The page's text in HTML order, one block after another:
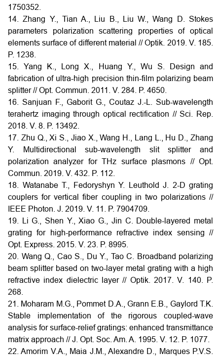
1750352.
14. Zhang Y., Tian A., Liu B., Liu W., Wang D. Stokes
parameters polarization scattering properties of optical
elements surface of different material // Optik. 2019. V. 185.
P. 1238.
15. Yang K., Long X., Huang Y., Wu S. Design and
fabrication of ultra-high precision thin-film polarizing beam
splitter // Opt. Commun. 2011. V. 284. P. 4650.
16. Sanjuan F., Gaborit G., Coutaz J.-L. Sub-wavelength
terahertz imaging through optical rectification // Sci. Rep.
2018. V. 8. P. 13492.
17. Zhu Q., Xi S., Jiao X., Wang H., Lang L., Hu D., Zhang
Y. Multidirectional sub-wavelength slit splitter and
polarization analyzer for THz surface plasmons // Opt.
Commun. 2019. V. 432. P. 112.
18. Watanabe T., Fedoryshyn Y. Leuthold J. 2-D grating
couplers for vertical fiber coupling in two polarizations //
IEEE Photon. J. 2019. V. 11. P. 7904709.
19. Li G., Shen Y., Xiao G., Jin C. Double-layered metal
grating for high-performance refractive index sensing //
Opt. Express. 2015. V. 23. P. 8995.
20. Wang Q., Cao S., Du Y., Tao C. Broadband polarizing
beam splitter based on two-layer metal grating with a high
refractive index dielectric layer // Optik. 2017. V. 140. P.
268.
21. Moharam M.G., Pommet D.A., Grann E.B., Gaylord T.K.
Stable implementation of the rigorous coupled-wave
analysis for surface-relief gratings: enhanced transmittance
matrix approach // J. Opt. Soc. Am. A. 1995. V. 12. P. 1077.
22. Amorim V.A., Maia J.M., Alexandre D., Marques P.V.S.